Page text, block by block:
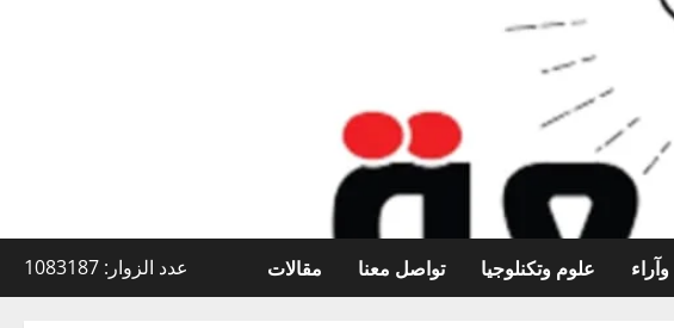
علوم وتكنلوجيا تواصل معنا مقالات عدد الزوار: 1083187